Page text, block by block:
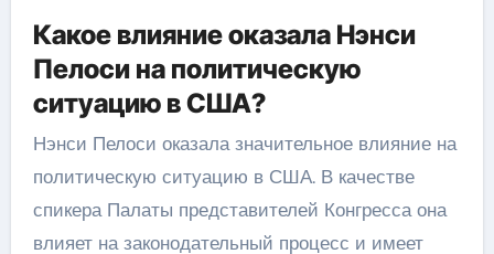
Какое влияние оказала Нэнси
Пелоси на политическую
ситуацию в США?
Нэнси Пелоси оказала значительное влияние на
политическую ситуацию в США. В качестве
спикера Палаты представителей Конгресса она
влияет на законодательный процесс и имеет